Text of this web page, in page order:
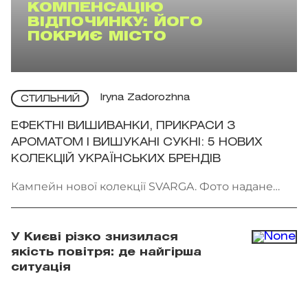
КОМПЕНСАЦІЮ
ВІДПОЧИНКУ: ЙОГО
ПОКРИЄ МІСТО
СТИЛЬНИЙ Iryna Zadorozhna
ЕФЕКТНІ ВИШИВАНКИ, ПРИКРАСИ З
АРОМАТОМ І ВИШУКАНІ СУКНІ: 5 НОВИХ
КОЛЕКЦІЙ УКРАЇНСЬКИХ БРЕНДІВ
Кампейн нової колекції SVARGA. Фото надане
У Києві різко знизилася
якість повітря: де найгірша
ситуація